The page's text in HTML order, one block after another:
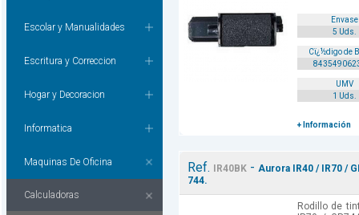
Escolar y Manualidades
Escritura y Correccion
Hogar y Decoracion
Informatica
Maquinas De Oficina
Calculadoras
Envase
5 Uds.
Cï¿½digo de
UMV
1 Uds.
+ Información
Ref. IR40BK- Aurora IR40 / IR70 /
744.
Rodillo de